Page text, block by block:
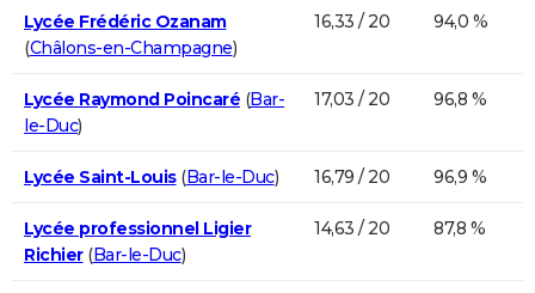
Lycée Frédéric Ozanam
(Châlons-en-Champagne)
16,33 / 20 94,0 %
Lycée Raymond Poincaré (Bar-
le-Duc)
17,03 / 20 96,8 %
Lycée Saint-Louis(Bar-le-Duc) 16,79 / 20 96,9 %
Lycée professionnel Ligier
Richier(Bar-le-Duc)
14,63 / 20 87,8 %